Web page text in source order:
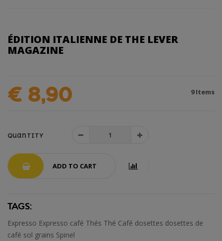
ÉDITION ITALIENNE DE THE LEVER
MAGAZINE
9 Items
€ 8,90
Quantity
ADD TO CART
TAGS:
Expresso Expresso café Thés Thé Café dosettes dosettes de
café sol grains Spinel